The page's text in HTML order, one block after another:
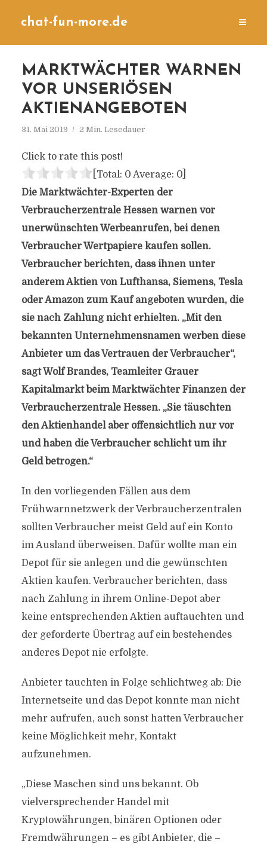
chat-fun-more.de
MARKTWÄCHTER WARNEN
VOR UNSERIÖSEN
AKTIENANGEBOTEN
31. Mai 2019 2 Min. Lesedauer
Click to rate this post!
[Total: 0 Average: 0]
Die Marktwächter-Experten der
Verbraucherzentrale Hessen warnen vor
unerwünschten Werbeanrufen, bei denen
Verbraucher Wertpapiere kaufen sollen.
Verbraucher berichten, dass ihnen unter
anderem Aktien von Lufthansa, Siemens, Tesla
oder Amazon zum Kauf angeboten wurden, die
sie nach Zahlung nicht erhielten. „Mit den
bekannten Unternehmensnamen werben diese
Anbieter um das Vertrauen der Verbraucher“,
sagt Wolf Brandes, Teamleiter Grauer
Kapitalmarkt beim Marktwächter Finanzen der
Verbraucherzentrale Hessen. „Sie täuschten
den Aktienhandel aber offensichtlich nur vor
und haben die Verbraucher schlicht um ihr
Geld betrogen.“
In den vorliegenden Fällen aus dem
Frühwarnnetzwerk der Verbraucherzentralen
sollten Verbraucher meist Geld auf ein Konto
im Ausland überweisen. Dafür wollte man ein
Depot für sie anlegen und die gewünschten
Aktien kaufen. Verbraucher berichten, dass
nach Zahlung in ihrem Online-Depot aber
keine entsprechenden Aktien auftauchten und
der geforderte Übertrag auf ein bestehendes
anderes Depot nie erfolgte.
Anbieter tauchten in Folge schlichtweg ab: Die
Internetseite und das Depot konnte man nicht
mehr aufrufen, auch sonst hatten Verbraucher
keine Möglichkeit mehr, Kontakt
aufzunehmen.
„Diese Maschen sind uns bekannt. Ob
vielversprechender Handel mit
Kryptowährungen, binären Optionen oder
Fremdwährungen – es gibt Anbieter, die –